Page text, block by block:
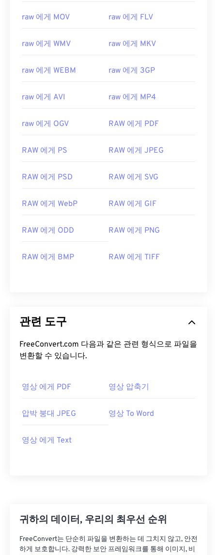
raw 에게 MOV raw 에게 FLV
raw 에게 WMV raw 에게 MKV
raw 에게 WEBM raw 에게 3GP
raw 에게 AVI raw 에게 MP4
raw 에게 OGV RAW 에게 PDF
RAW 에게 PS RAW 에게 JPEG
RAW 에게 PSD RAW 에게 SVG
RAW 에게 WebP RAW 에게 GIF
RAW 에게 ODD RAW 에게 PNG
RAW 에게 BMP RAW 에게 TIFF
관련 도구
FreeConvert.com 다음과 같은 관련 형식으로 파일을
변환할 수 있습니다.
영상 에게 PDF 영상 압축기
압박 붕대 JPEG 영상 To Word
영상 에게 Text
귀하의 데이터, 우리의 최우선 순위
FreeConvert는 단순히 파일을 변환하는 데 그치지 않고, 안전
하게 보호합니다. 강력한 보안 프레임워크를 통해 이미지, 비